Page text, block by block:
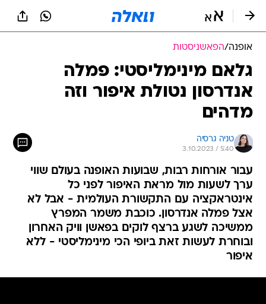
אופנה/הפאשניסטות
גלאם מינימליסטי: פמלה
אנדרסון נטולת איפור וזה
מדהים
טניה גרסיה
3.10.2023 / 5:40
עבור אורחות רבות, שבועות האופנה בעולם שווי
ערך לשעות מול מראת האיפור לפני כל
אינטראקציה עם התקשורת העולמית - אבל לא
אצל פמלה אנדרסון. כוכבת משמר המפרץ
ממשיכה לשגע ברצף לוקים בפאשן וויק האחרון
ובוחרת לעשות זאת ביופי הכי מינימליסטי - ללא
איפור